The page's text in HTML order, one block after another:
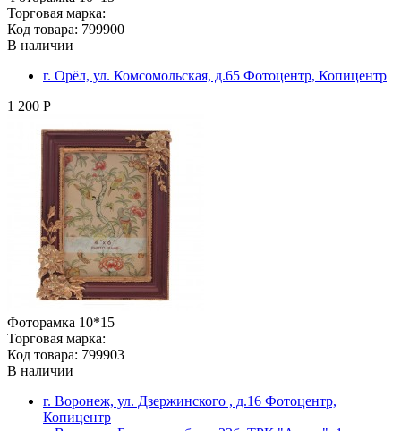
Торговая марка:
Код товара: 799900
В наличии
г. Орёл, ул. Комсомольская, д.65 Фотоцентр, Копицентр
1 200 Р
Фоторамка 10*15
Торговая марка:
Код товара: 799903
В наличии
г. Воронеж, ул. Дзержинского , д.16 Фотоцентр,
Копицентр